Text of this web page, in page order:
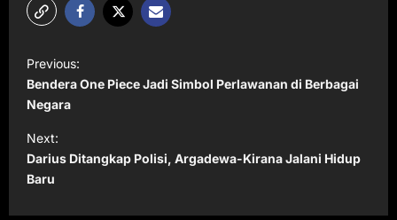
o
s
t
n
a
Previous:
Bendera One Piece Jadi Simbol Perlawanan di Berbagai
Negara
Next:
Darius Ditangkap Polisi, Argadewa-Kirana Jalani Hidup
Baru